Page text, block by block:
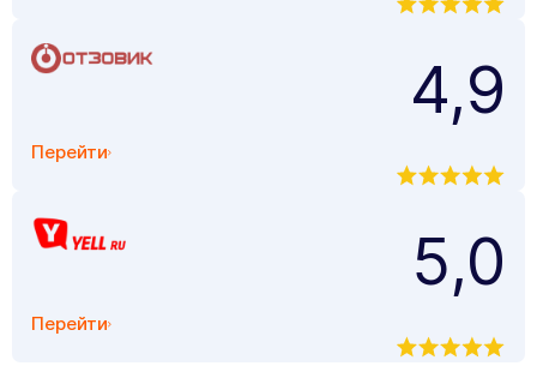
Перейти
4,9
Перейти
5,0